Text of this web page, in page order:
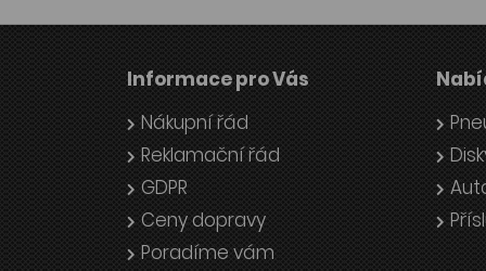
Informace pro Vás
Nákupní řád
Reklamační řád
GDPR
Ceny dopravy
Poradíme vám